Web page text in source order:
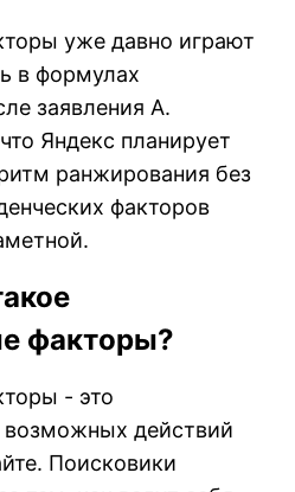
уже давно играют
в формулах
заявления А.
Яндекс планирует
ранжирования без
факторов
факторы?
- это
возможных действий
Поисковики